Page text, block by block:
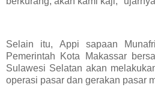
Selain itu, Appi sapaan
Pemerintah Kota Makassar
Sulawesi Selatan akan
operasi pasar dan gerakan pasar